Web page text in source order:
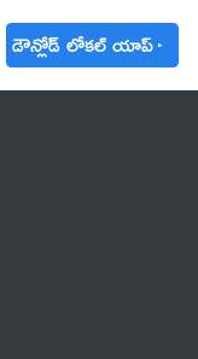
డౌన్లోడ్ లోకల్ యాప్